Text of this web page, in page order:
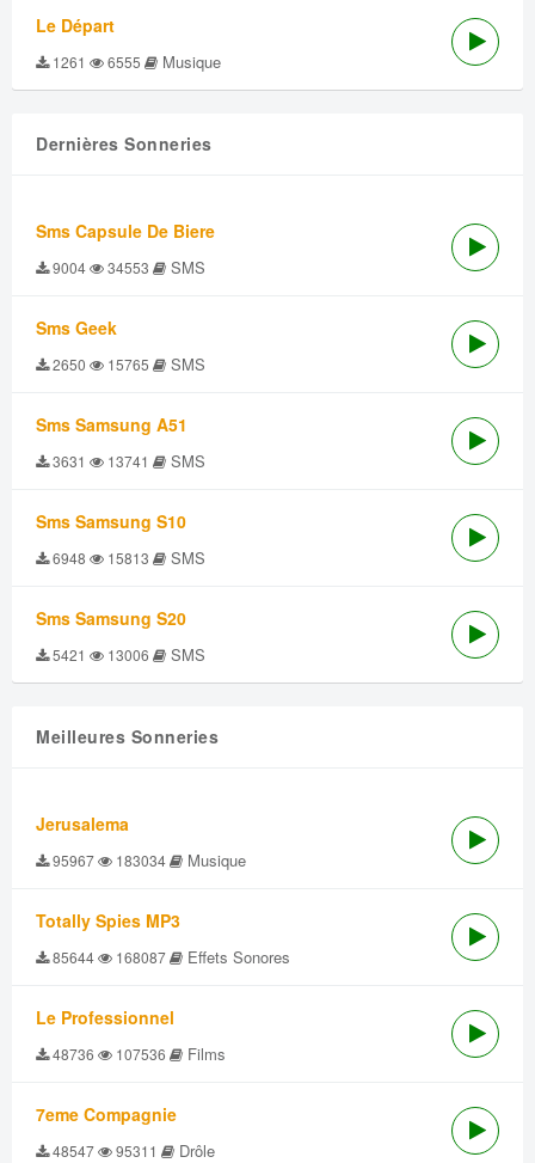
Le Départ
1261 6555 Musique
Dernières Sonneries
Sms Capsule De Biere
9004 34553 SMS
Sms Geek
2650 15765 SMS
Sms Samsung A51
3631 13741 SMS
Sms Samsung S10
6948 15813 SMS
Sms Samsung S20
5421 13006 SMS
Meilleures Sonneries
Jerusalema
95967 183034 Musique
Totally Spies MP3
85644 168087 Effets Sonores
Le Professionnel
48736 107536 Films
7eme Compagnie
48547 95311 Drôle